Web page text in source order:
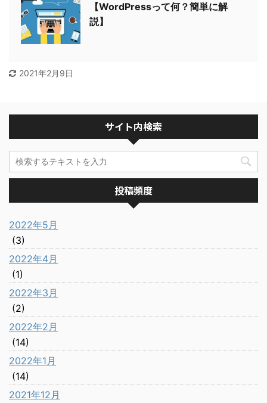
【WordPressって何？簡単に解
説】
2021年2月9日
サイト内検索
投稿頻度
2022年5月
(3)
2022年4月
(1)
2022年3月
(2)
2022年2月
(14)
2022年1月
(14)
2021年12月